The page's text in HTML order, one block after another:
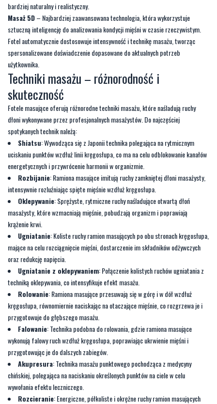
Fotel automatycznie dostosowuje intensywność i technikę masażu, tworząc
spersonalizowane doświadczenie dopasowane do aktualnych potrzeb
użytkownika.
Techniki masażu – różnorodność i
skuteczność
Fotele masujące oferują różnorodne techniki masażu, które naśladują ruchy
dłoni wykonywane przez profesjonalnych masażystów. Do najczęściej
spotykanych technik należą:
Shiatsu: Wywodząca się z Japonii technika polegająca na rytmicznym
uciskaniu punktów wzdłuż linii kręgosłupa, co ma na celu odblokowanie kanałów
energetycznych i przywrócenie harmonii w organizmie.
Rozbijanie: Ramiona masujące imitują ruchy zamkniętej dłoni masażysty,
intensywnie rozluźniając spięte mięśnie wzdłuż kręgosłupa.
Oklepywanie: Sprężyste, rytmiczne ruchy naśladujące otwartą dłoń
masażysty, które wzmacniają mięśnie, pobudzają organizm i poprawiają
krążenie krwi.
Ugniatanie: Koliste ruchy ramion masujących po obu stronach kręgosłupa,
mające na celu rozciągnięcie mięśni, dostarczenie im składników odżywczych
oraz redukcję napięcia.
Ugniatanie z oklepywaniem: Połączenie kolistych ruchów ugniatania z
techniką oklepywania, co intensyfikuje efekt masażu.
Rolowanie: Ramiona masujące przesuwają się w górę i w dół wzdłuż
kręgosłupa, równomiernie naciskając na otaczające mięśnie, co rozgrzewa je i
przygotowuje do głębszego masażu.
Falowanie: Technika podobna do rolowania, gdzie ramiona masujące
wykonują falowy ruch wzdłuż kręgosłupa, poprawiając ukrwienie mięśni i
przygotowując je do dalszych zabiegów.
Akupresura: Technika masażu punktowego pochodząca z medycyny
chińskiej, polegająca na naciskaniu określonych punktów na ciele w celu
wywołania efektu leczniczego.
Rozcieranie: Energiczne, półkoliste i okrężne ruchy ramion masujących
wzdłuż kręgosłupa, mające na celu rozgrzanie tkanek, poprawę krążenia krwi
oraz rozluźnienie mięśni.
Każda z tych technik ma na celu różnorodne oddziaływanie na mięśnie i tkanki,